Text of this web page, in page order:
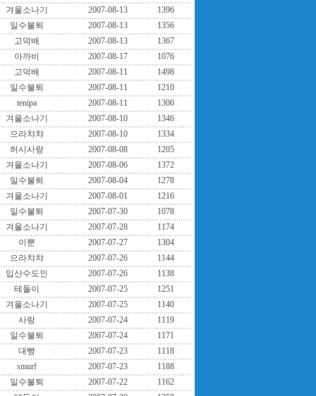
겨울소나기
2007-08-13
1396
일수불퇴
2007-08-13
1356
고덕배
2007-08-13
1367
아까비
2007-08-17
1076
고덕배
2007-08-11
1498
일수불퇴
2007-08-11
1210
tenipa
2007-08-11
1300
겨울소나기
2007-08-10
1346
으라챠챠
2007-08-10
1334
허시사랑
2007-08-08
1205
겨울소나기
2007-08-06
1372
일수불퇴
2007-08-04
1278
겨울소나기
2007-08-01
1216
일수불퇴
2007-07-30
1078
겨울소나기
2007-07-28
1174
이뿐
2007-07-27
1304
으라챠챠
2007-07-26
1144
입산수도인
2007-07-26
1138
테돌이
2007-07-25
1251
겨울소나기
2007-07-25
1140
사랑
2007-07-24
1119
일수불퇴
2007-07-24
1171
대빵
2007-07-23
1118
smurf
2007-07-23
1188
일수불퇴
2007-07-22
1162